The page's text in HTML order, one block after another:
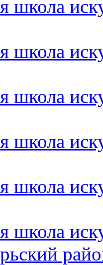
школа
школа
школа
школа
школа
школа